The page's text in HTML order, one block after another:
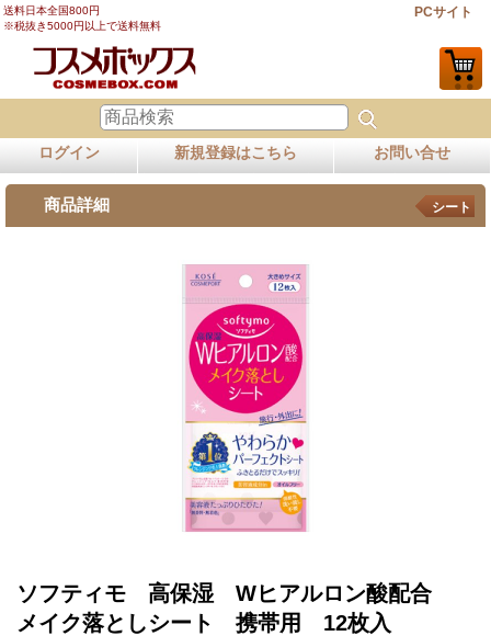
送料日本全国800円
※税抜き5000円以上で送料無料
PCサイト
ログイン 新規登録はこちら お問い合せ
商品詳細 シート
ソフティモ 高保湿 Wヒアルロン酸配合
メイク落としシート 携帯用 12枚入